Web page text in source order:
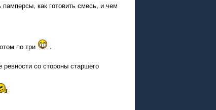
как готовить смесь, и чем
по три
.
со стороны старшего